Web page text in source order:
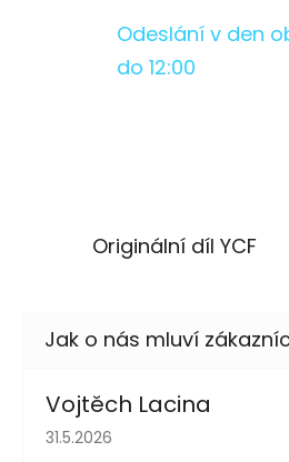
Odeslání v den
do 12:00
Originální díl YCF
Vojtěch Lacina
Hodnocení obchodu je 5 z 5
31.5.2026